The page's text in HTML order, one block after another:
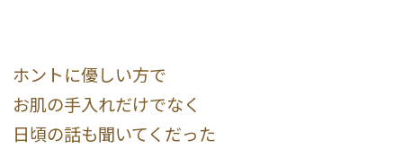
ホントに優しい方で
お肌の手入れだけでなく
日頃の話も聞いてくだった